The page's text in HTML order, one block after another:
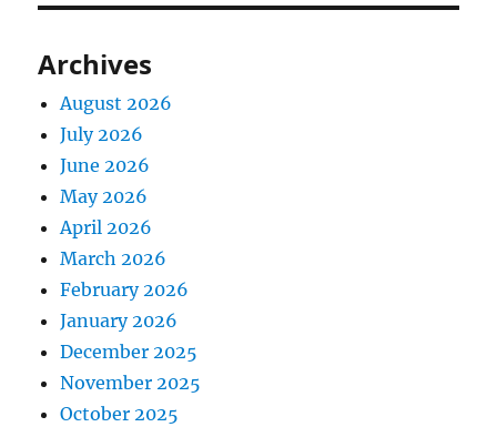
Archives
August 2026
July 2026
June 2026
May 2026
April 2026
March 2026
February 2026
January 2026
December 2025
November 2025
October 2025